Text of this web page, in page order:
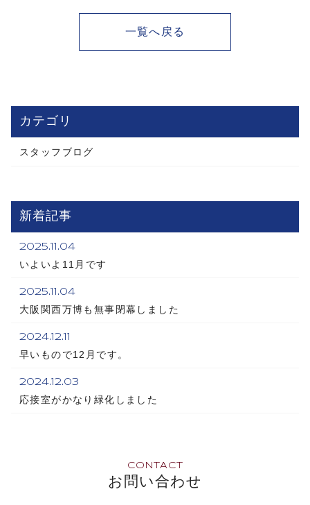
一覧へ戻る
カテゴリ
スタッフブログ
新着記事
2025.11.04
いよいよ11月です
2025.11.04
大阪関西万博も無事閉幕しました
2024.12.11
早いもので12月です。
2024.12.03
応接室がかなり緑化しました
CONTACT
お問い合わせ